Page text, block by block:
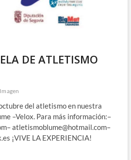
DE ATLETISMO
Imagen
del atletismo en nuestra
–Velox. Para más información:–
atletismoblume@hotmail.com–
¡VIVE LA EXPERIENCIA!